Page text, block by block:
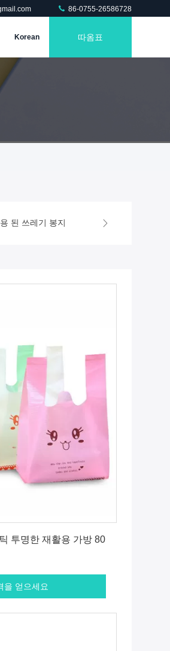
86-0755-26586728
Korean 따옴표
된 쓰레기 봉지 자기 봉인 플라스틱 봉
투명한 재활용 가방 80
을 얻으세요